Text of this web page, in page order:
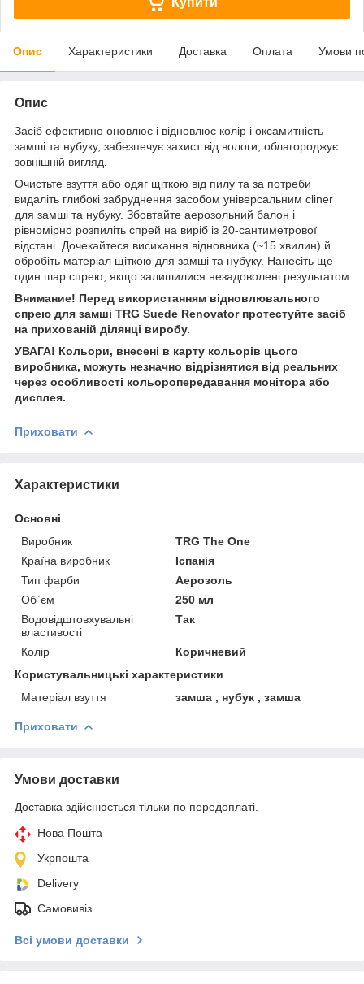
Опис Характеристики Доставка Оплата Умови
Опис
Засіб ефективно оновлює і відновлює колір і оксамитність
замші та нубуку, забезпечує захист від вологи, облагороджує
зовнішній вигляд.
Очистьте взуття або одяг щіткою від пилу та за потреби
видаліть глибокі забруднення засобом універсальним cliner
для замші та нубуку. Збовтайте аерозольний балон і
рівномірно розпиліть спрей на виріб із 20-сантиметрової
відстані. Дочекайтеся висихання відновника (~15 хвилин) й
обробіть матеріал щіткою для замші та нубуку. Нанесіть ще
один шар спрею, якщо залишилися незадоволені результатом
Внимание! Перед використанням відновлювального
спрею для замші TRG Suede Renovator протестуйте засіб
на прихованій ділянці виробу.
УВАГА! Кольори, внесені в карту кольорів цього
виробника, можуть незначно відрізнятися від реальних
через особливості кольоропередавання монітора або
дисплея.
Приховати
Характеристики
Основні
Виробник
TRG The One
Країна виробник
Іспанія
Тип фарби
Аерозоль
Об`єм
250 мл
Водовідштовхувальні
властивості
Так
Колір
Коричневий
Користувальницькі характеристики
Матеріал взуття
замша , нубук , замша
Приховати
Умови доставки
Доставка здійснюється тільки по передоплаті.
Нова Пошта
Укрпошта
Delivery
Самовивіз
Всі умови доставки